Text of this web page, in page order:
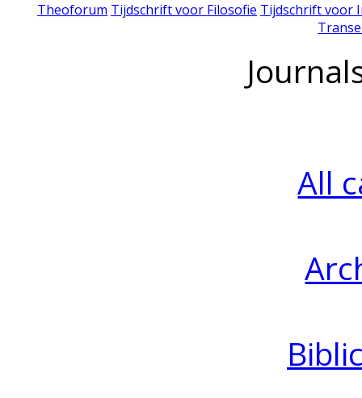
Theoforum Tijdschrift voor Filosofie Tijdschrift voor
All